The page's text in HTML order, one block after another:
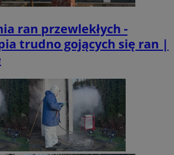
ran przewlekłych -
trudno gojących się ran |